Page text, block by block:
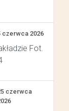
czerwca 2026
Fot.
czerwca